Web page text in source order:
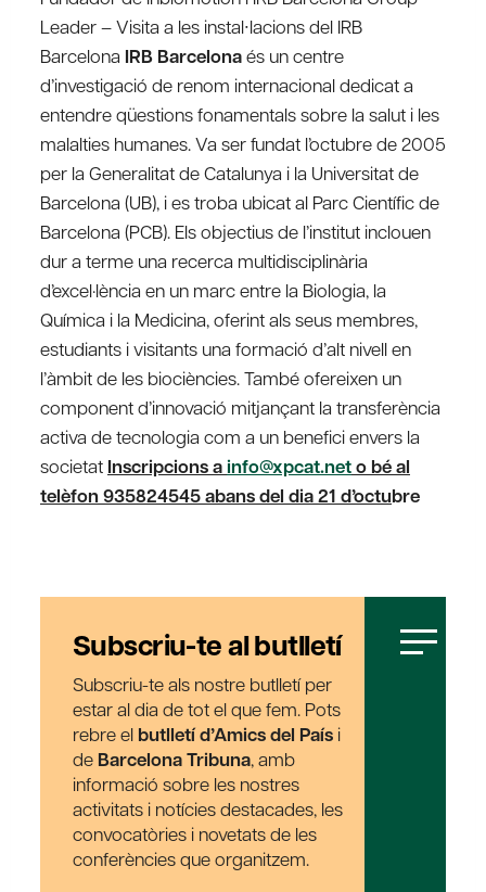
Leader – Visita a les instal∙lacions del IRB
Barcelona IRB Barcelonaés un centre
d’investigació de renom internacional dedicat a
entendre qüestions fonamentals sobre la salut i les
malalties humanes. Va ser fundat l’octubre de 2005
per la Generalitat de Catalunya i la Universitat de
Barcelona (UB), i es troba ubicat al Parc Científic de
Barcelona (PCB). Els objectius de l’institut inclouen
dur a terme una recerca multidisciplinària
d’excel·lència en un marc entre la Biologia, la
Química i la Medicina, oferint als seus membres,
estudiants i visitants una formació d’alt nivell en
l’àmbit de les biociències. També ofereixen un
component d’innovació mitjançant la transferència
activa de tecnologia com a un benefici envers la
societat Inscripcions ainfo@xpcat.neto bé al
telèfon 935824545 abans del dia 21 d’octubre
Subscriu-te al butlletí
Subscriu-te als nostre butlletí per
estar al dia de tot el que fem. Pots
rebre el butlletí d’Amics del País i
de Barcelona Tribuna, amb
informació sobre les nostres
activitats i notícies destacades, les
convocatòries i novetats de les
conferències que organitzem.